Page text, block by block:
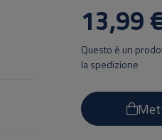
13,99
Questo è un
la spedizione